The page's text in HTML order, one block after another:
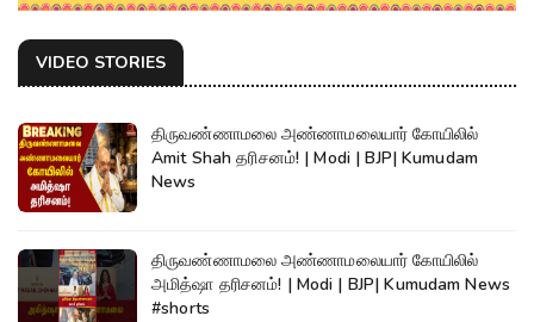
VIDEO STORIES
திருவண்ணாமலை அண்ணாமலையார் கோயிலில்
Amit Shah தரிசனம்! | Modi | BJP| Kumudam
News
திருவண்ணாமலை அண்ணாமலையார் கோயிலில்
அமித்ஷா தரிசனம்! | Modi | BJP| Kumudam News
#shorts